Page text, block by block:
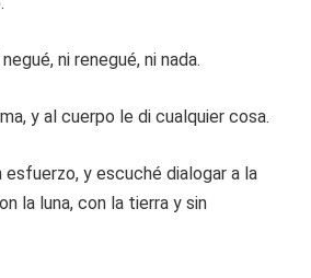
ni renegué, ni nada.
y al cuerpo le di cualquier cosa.
esfuerzo, y escuché dialogar a la
la luna, con la tierra y sin